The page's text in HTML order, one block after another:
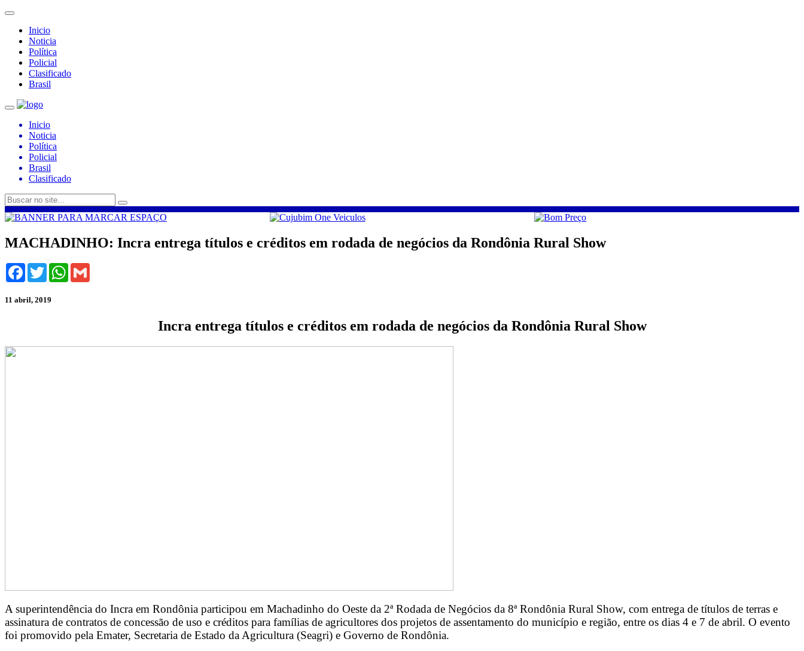
Inicio
Noticia
Política
Policial
Clasificado
Brasil
Inicio
Noticia
Política
Policial
Brasil
Clasificado
MACHADINHO: Incra entrega títulos e créditos em rodada de negócios da Rondônia Rural Show
Facebook
TwitterWhatsApp
11 abril, 2019
Incra entrega títulos e créditos em rodada de negócios da Rondônia Rural Show
A superintendência do Incra em Rondônia participou em Machadinho do Oeste da 2ª Rodada de Negócios da 8ª Rondônia Rural Show, com entrega de títulos de terras e
assinatura de contratos de concessão de uso e créditos para famílias de agricultores dos projetos de assentamento do município e região, entre os dias 4 e 7 de abril. O evento
foi promovido pela Emater, Secretaria de Estado da Agricultura (Seagri) e Governo de Rondônia.